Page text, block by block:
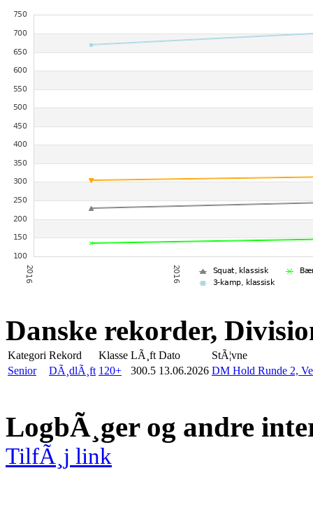
Danske rekorder,
Kategori Rekord Klasse LÃ¸ft Dato
StÃ¦vne
Senior
DÃ¸dlÃ¸ft 120+ 300.5 13.06.2026 DM Hold Runde 2,
LogbÃ¸ger og andre
TilfÃ¸j link